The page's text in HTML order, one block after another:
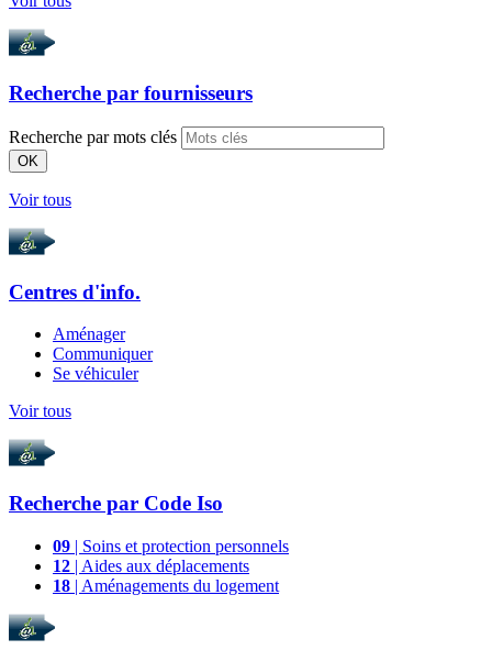
Recherche par fournisseurs
Recherche par mots clés
OK
Voir tous
Centres d'info.
Aménager
Communiquer
Se véhiculer
Voir tous
Recherche par Code Iso
09 | Soins et protection personnels
12 | Aides aux déplacements
18 | Aménagements du logement